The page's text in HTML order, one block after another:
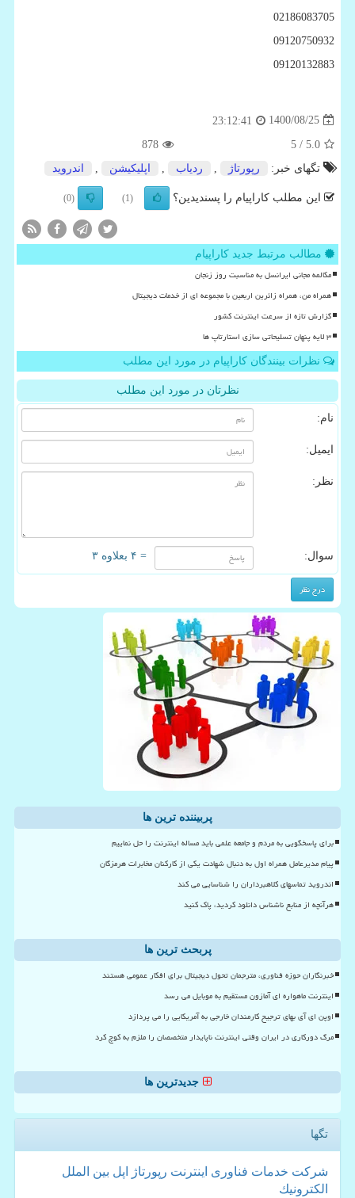
02186083705
09120750932
09120132883
1400/08/25
23:12:41
5.0
/ 5
878
تگهای خبر:
رپورتاژ ردیاب اپلیكیشن اندروید
این مطلب کاراپیام را پسندیدین؟ (1)
(0)
مطالب مرتبط جدید کاراپیام
مکالمه مجانی ایرانسل به مناسبت روز زنجان
همراه من، همراه زائرین اربعین با مجموعه ای از خدمات دیجیتال
گزارش تازه از سرعت اینترنت کشور
۳ لایه پنهان تسلیحاتی سازی استارتاپ ها
نظرات بینندگان کاراپیام در مورد این مطلب
نظرتان در مورد این مطلب
نام:
ایمیل:
نظر:
سوال: = ۴ بعلاوه ۳
پربیننده ترین ها
برای پاسخگویی به مردم و جامعه علمی باید مساله اینترنت را حل نماییم
پیام مدیرعامل همراه اول به دنبال شهادت یکی از کارکنان مخابرات هرمزگان
اندروید تماسهای کلاهبرداران را شناسایی می کند
هرآنچه از منابع ناشناس دانلود کردید، پاک کنید
پربحث ترین ها
خبرنگاران حوزه فناوری، مترجمان تحول دیجیتال برای افکار عمومی هستند
اینترنت ماهواره ای آمازون مستقیم به موبایل می رسد
اوپن ای آی بهای ترجیح کارمندان خارجی به آمریکایی را می پردازد
مرگ دورکاری در ایران وقتی اینترنت ناپایدار متخصصان را ملزم به کوچ کرد
جدیدترین ها
تگها
شركت خدمات فناوری اینترنت رپورتاژ اپل بین الملل
الكترونیك